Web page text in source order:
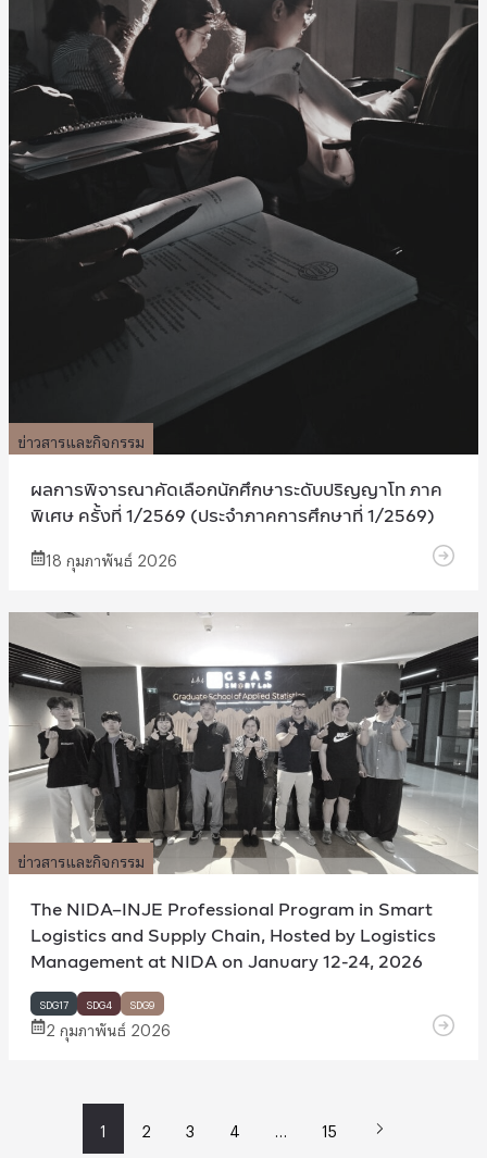
ข่าวสารและกิจกรรม
ผลการพิจารณาคัดเลือกนักศึกษาระดับปริญญาโท ภาค
พิเศษ ครั้งที่ 1/2569 (ประจำภาคการศึกษาที่ 1/2569)
18 กุมภาพันธ์ 2026
ข่าวสารและกิจกรรม
The NIDA–INJE Professional Program in Smart
Logistics and Supply Chain, Hosted by Logistics
Management at NIDA on January 12-24, 2026
SDG17 SDG4 SDG9
2 กุมภาพันธ์ 2026
1 2 3 4 15